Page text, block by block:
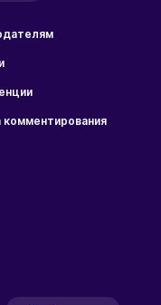
комментирования